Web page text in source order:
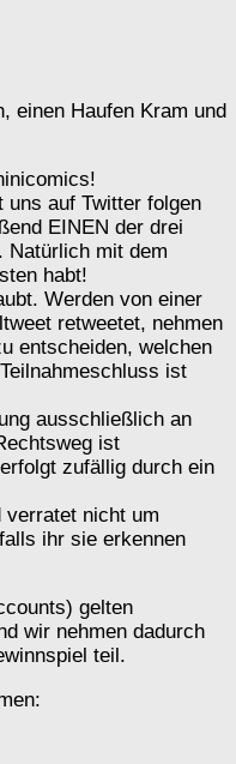
einen Haufen Kram und
auf Twitter folgen
EINEN der drei
Natürlich mit dem
habt!
Werden von einer
retweetet, nehmen
entscheiden, welchen
ist
ausschließlich an
ist
zufällig durch ein
verratet nicht um
ihr sie erkennen
gelten
wir nehmen dadurch
teil.